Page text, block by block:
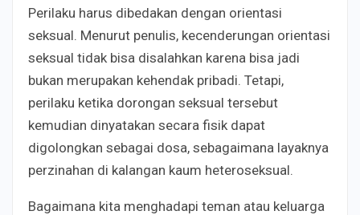
Perilaku harus dibedakan dengan orientasi
seksual. Menurut penulis, kecenderungan orientasi
seksual tidak bisa disalahkan karena bisa jadi
bukan merupakan kehendak pribadi. Tetapi,
perilaku ketika dorongan seksual tersebut
kemudian dinyatakan secara fisik dapat
digolongkan sebagai dosa, sebagaimana layaknya
perzinahan di kalangan kaum heteroseksual.
Bagaimana kita menghadapi teman atau keluarga